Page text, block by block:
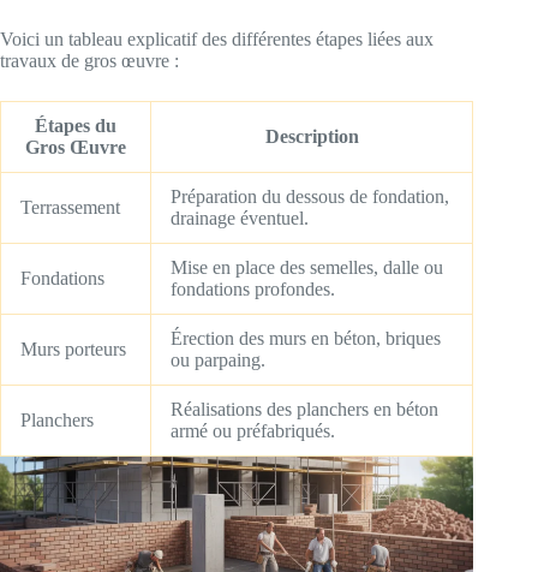
Voici un tableau explicatif des différentes étapes liées aux
travaux de gros œuvre :
Étapes du
Gros Œuvre
Description
Terrassement
Préparation du dessous de fondation,
drainage éventuel.
Fondations
Mise en place des semelles, dalle ou
fondations profondes.
Murs porteurs
Érection des murs en béton, briques
ou parpaing.
Planchers
Réalisations des planchers en béton
armé ou préfabriqués.